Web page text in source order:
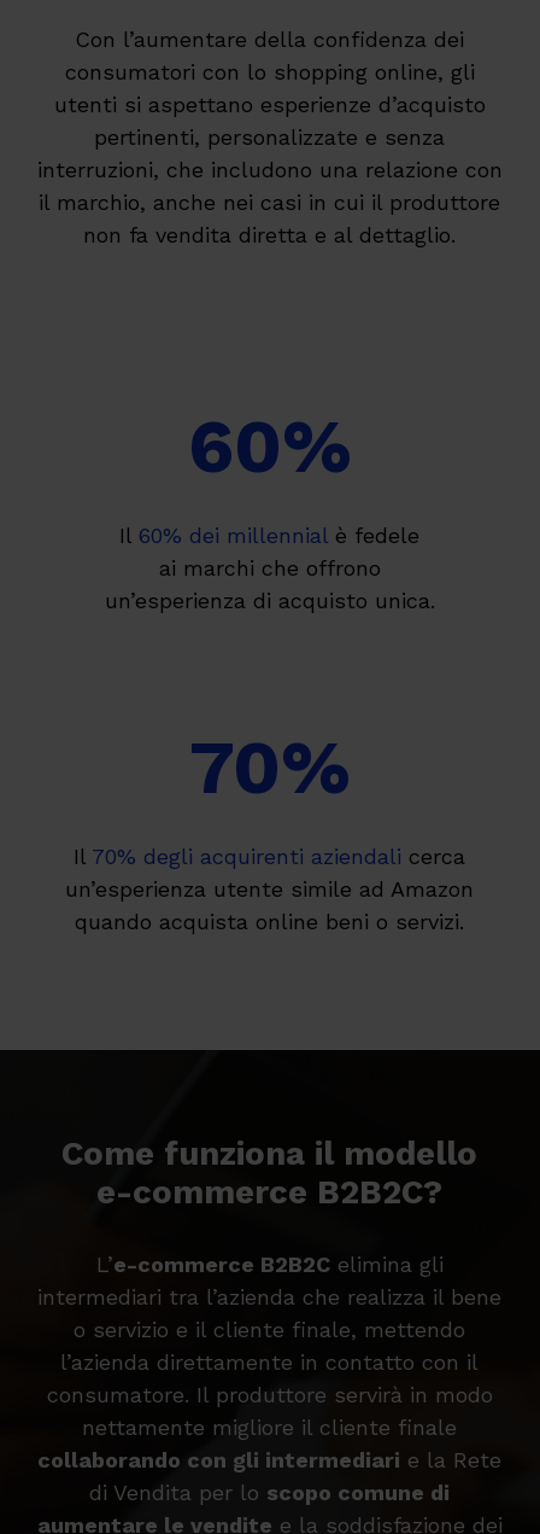
Con l’aumentare della confidenza dei
consumatori con lo shopping online, gli
utenti si aspettano esperienze d’acquisto
pertinenti, personalizzate e senza
interruzioni, che includono una relazione con
il marchio, anche nei casi in cui il produttore
non fa vendita diretta e al dettaglio.
60%
Il 60% dei millennial è fedele
ai marchi che offrono
un’esperienza di acquisto unica.
70%
Il 70% degli acquirenti aziendali cerca
un’esperienza utente simile ad Amazon
quando acquista online beni o servizi.
Come funziona il modello
e-commerce B2B2C?
L’e-commerce B2B2Celimina gli
intermediari tra l’azienda che realizza il bene
o servizio e il cliente finale, mettendo
l’azienda direttamente in contatto con il
consumatore. Il produttore servirà in modo
nettamente migliore il cliente finale
collaborando con gli intermediari e la Rete
di Vendita per lo scopo comune di
aumentare le vendite e la soddisfazione dei